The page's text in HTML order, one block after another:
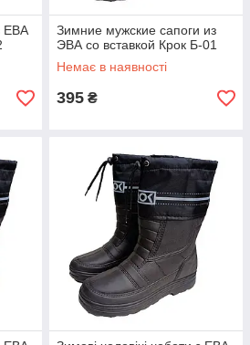
ЕВА
Зимние мужские сапоги из
ЭВА со вставкой Крок Б-01
Немає в наявності
395 ₴